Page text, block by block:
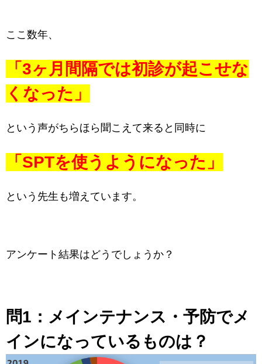
ここ数年、
「3ヶ月間隔では初診が起こせな
くなった」
という声がちらほら聞こえて来ると同時に
「SPTを使うようになった」
という先生も増えています。
アンケート結果はどうでしょうか？
問1： メインテナンス・予防でメ
インになっているものは？